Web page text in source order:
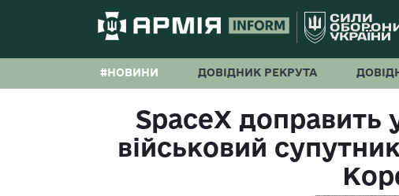
#НОВИНИ ДОВІДНИК РЕКРУТА
SpaceX
військовий